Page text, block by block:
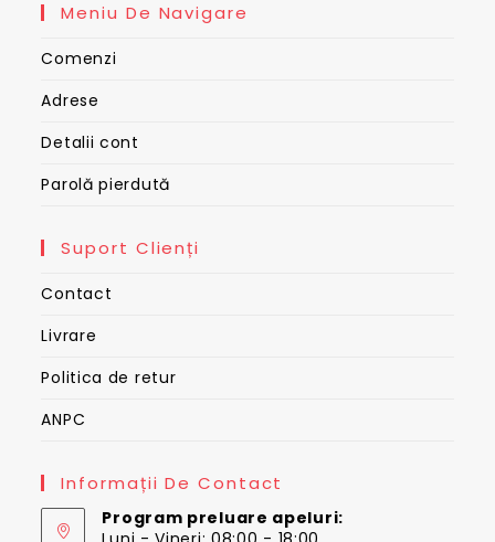
Meniu De Navigare
Comenzi
Adrese
Detalii cont
Parolă pierdută
Suport Clienți
Contact
Livrare
Politica de retur
ANPC
Informații De Contact
Program preluare apeluri: